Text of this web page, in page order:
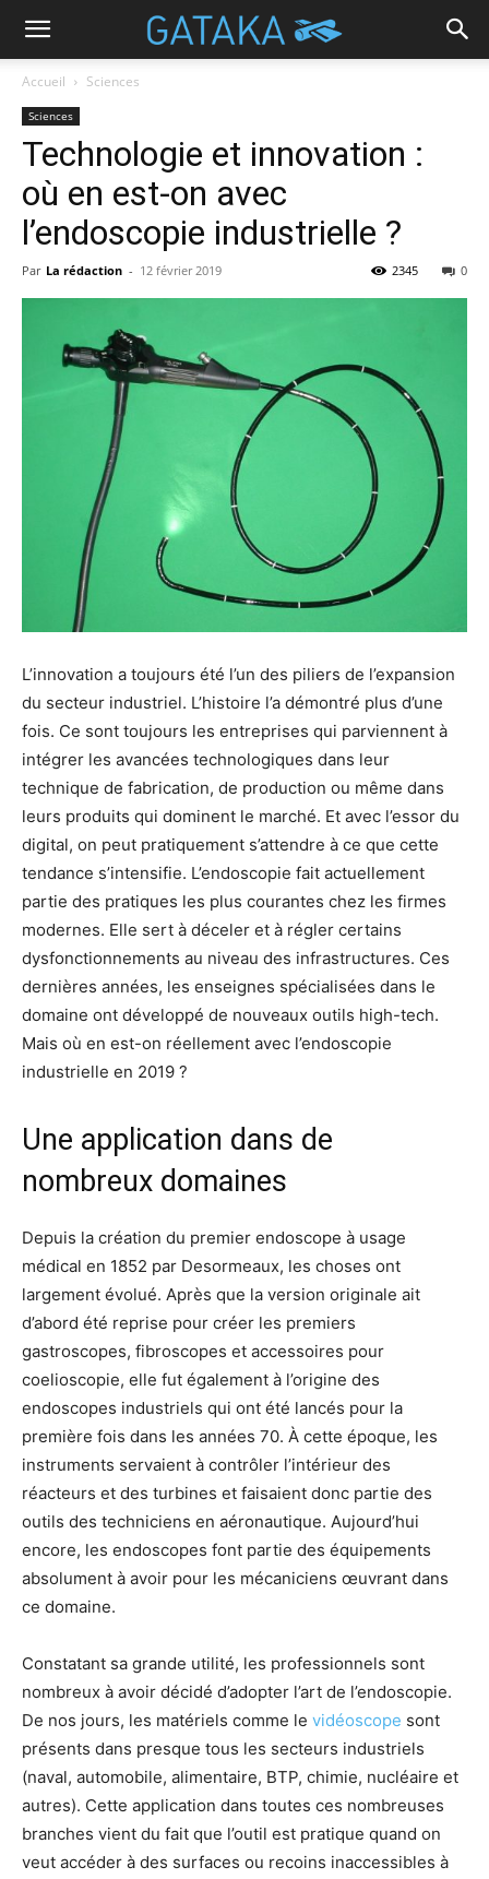
Accueil Sciences
Sciences
Technologie et innovation :
où en est-on avec
l’endoscopie industrielle ?
Par La rédaction - 12 février 2019 0
2345
L’innovation a toujours été l’un des piliers de l’expansion
du secteur industriel. L’histoire l’a démontré plus d’une
fois. Ce sont toujours les entreprises qui parviennent à
intégrer les avancées technologiques dans leur
technique de fabrication, de production ou même dans
leurs produits qui dominent le marché. Et avec l’essor du
digital, on peut pratiquement s’attendre à ce que cette
tendance s’intensifie. L’endoscopie fait actuellement
partie des pratiques les plus courantes chez les firmes
modernes. Elle sert à déceler et à régler certains
dysfonctionnements au niveau des infrastructures. Ces
dernières années, les enseignes spécialisées dans le
domaine ont développé de nouveaux outils high-tech.
Mais où en est-on réellement avec l’endoscopie
industrielle en 2019 ?
Une application dans de
nombreux domaines
Depuis la création du premier endoscope à usage
médical en 1852 par Desormeaux, les choses ont
largement évolué. Après que la version originale ait
d’abord été reprise pour créer les premiers
gastroscopes, fibroscopes et accessoires pour
coelioscopie, elle fut également à l’origine des
endoscopes industriels qui ont été lancés pour la
première fois dans les années 70. À cette époque, les
instruments servaient à contrôler l’intérieur des
réacteurs et des turbines et faisaient donc partie des
outils des techniciens en aéronautique. Aujourd’hui
encore, les endoscopes font partie des équipements
absolument à avoir pour les mécaniciens œuvrant dans
ce domaine.
Constatant sa grande utilité, les professionnels sont
nombreux à avoir décidé d’adopter l’art de l’endoscopie.
De nos jours, les matériels comme le vidéoscope sont
présents dans presque tous les secteurs industriels
(naval, automobile, alimentaire, BTP, chimie, nucléaire et
autres). Cette application dans toutes ces nombreuses
branches vient du fait que l’outil est pratique quand on
veut accéder à des surfaces ou recoins inaccessibles à